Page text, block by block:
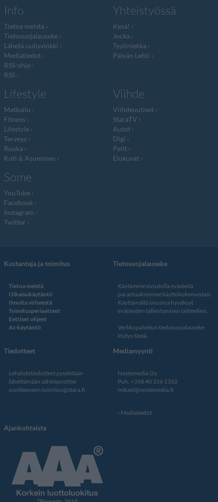
Info
Tietoa meistä
Tietosuojalauseke
Lähetä uutisvinkki
Mediatiedot
RSS-ohje
RSS
Yhteistyössä
Kesä!
Jocka
Tyyliniekka
Päivän Lehti
Lifestyle
Matkailu
Fitness
Lifestyle
Terveys
Ruoka
Koti & Asuminen
Viihde
Viihdeuutiset
StaraTV
Autot
Digi
Pelit
Elokuvat
Some
YouTube
Facebook
Instagram
Twitter
Kustantaja ja toimitus
Tietoa meistä
Oikaisukäytäntö
Ilmoita virheestä
Toimitusperiaatteet
Eettiset ohjeet
AI-käytäntö
Tietosuojalauseke
Käytämme sivustolla evästeitä
parantaaksemme käyttökokemustasi.
Käyttämällä sivustoa hyväksyt
evästeiden tallentamisen laitteellesi.
Verkkopalvelun tiedosuojalauseke
löytyy tästä.
Tiedotteet
Lehdistötiedotteet pyydetään
lähettämään sähköpostitse
osoitteeseen toimitus@stara.fi
Mediamyynti
Nostemedia Oy
Puh. +358 40 356 1332
mikael@nostemedia.fi
Mediatiedot
Ajankohtaista